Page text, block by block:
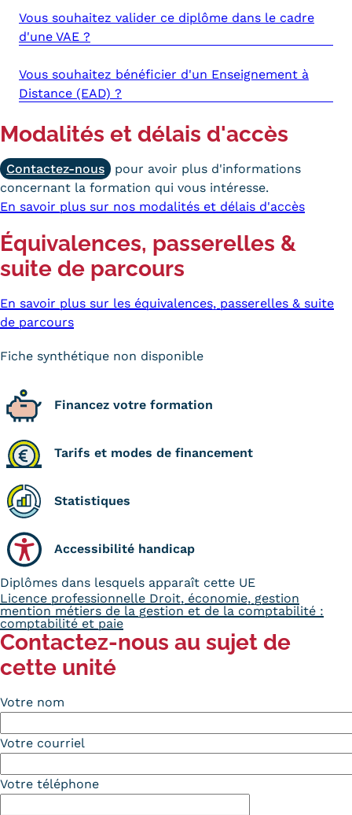
Alternance
Enseignement à distance
Validation des Acquis de
Validation des études
supérieures (VES)
Validation des acquis
professionnels et personnels
(VAPP)
Infos pratiques
Handi'Cnam
Témoignages
Lexique
Téléchargements
Qualiopi
Le Cnam ICSV
Mobilité internationale et
Règlement intérieur
Infos élèves
Modalités d'inscription
Vous souhaitez valider ce diplôme dans le cadre
d'une VAE ?
Vous souhaitez bénéficier d'un Enseignement à
Distance (EAD) ?
Modalités et délais d'accès
Contactez-nous
pour avoir plus d'informations
concernant la formation qui vous intéresse.
En savoir plus sur nos modalités et délais d'accès
Équivalences, passerelles &
suite de parcours
En savoir plus sur les équivalences, passerelles & suite
de parcours
Fiche synthétique non disponible
Financez votre formation
Tarifs et modes de financement
Statistiques
Accessibilité handicap
Diplômes dans lesquels apparaît cette UE
Licence professionnelle Droit, économie, gestion
mention métiers de la gestion et de la comptabilité :
comptabilité et paie
Contactez-nous au sujet de
cette unité
Votre nom
Votre courriel
Votre téléphone